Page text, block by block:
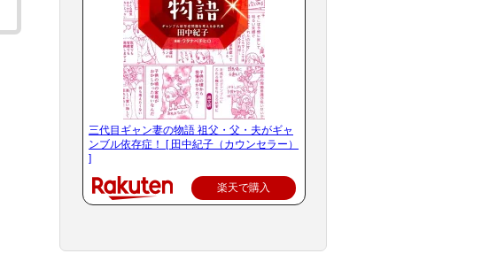
三代目ギャン妻の物語 祖父・父・夫がギャ
ンブル依存症！ [ 田中紀子（カウンセラー）
]
楽天で購入